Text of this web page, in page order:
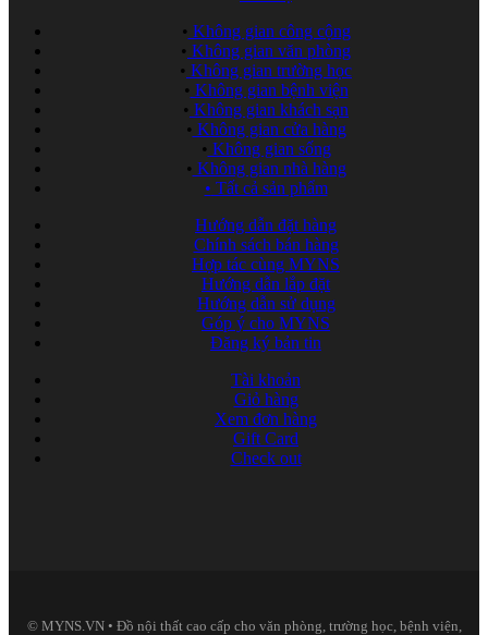
• Không gian công cộng
• Không gian văn phòng
• Không gian trường học
• Không gian bệnh viện
• Không gian khách sạn
• Không gian cửa hàng
• Không gian sống
• Không gian nhà hàng
• Tất cả sản phẩm
Hướng dẫn đặt hàng
Chính sách bán hàng
Hợp tác cùng MYNS
Hướng dẫn lắp đặt
Hướng dẫn sử dụng
Góp ý cho MYNS
Đăng ký bản tin
Tài khoản
Giỏ hàng
Xem đơn hàng
Gift Card
Check out
© MYNS.VN • Đồ nội thất cao cấp cho văn phòng, trường học, bệnh viện,